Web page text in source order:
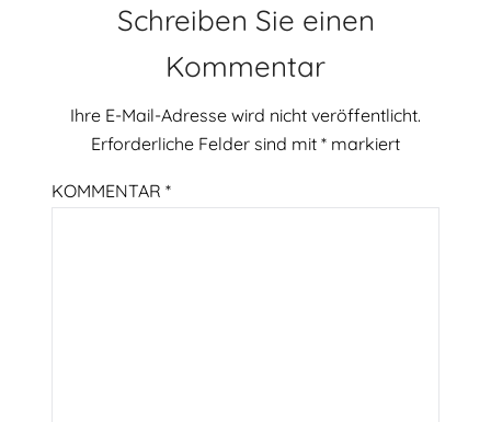
Schreiben Sie einen
Kommentar
Ihre E-Mail-Adresse wird nicht veröffentlicht.
Erforderliche Felder sind mit * markiert
KOMMENTAR*